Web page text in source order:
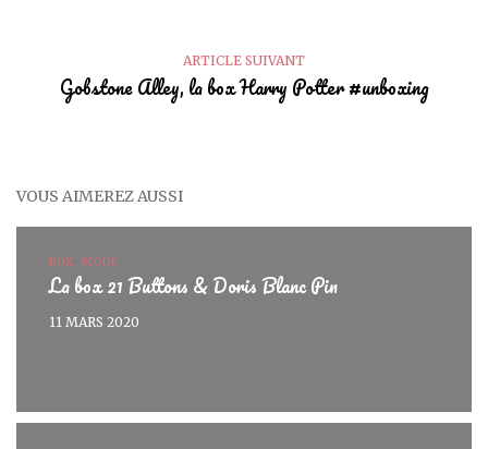
ARTICLE SUIVANT
Gobstone Alley, la box Harry Potter #unboxing
VOUS AIMEREZ AUSSI
BOX, MODE
La box 21 Buttons & Doris Blanc Pin
11 MARS 2020